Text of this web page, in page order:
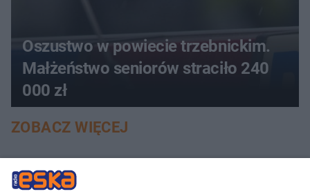
Oszustwo w powiecie trzebnickim.
Małżeństwo seniorów straciło 240
000 zł
ZOBACZ WIĘCEJ